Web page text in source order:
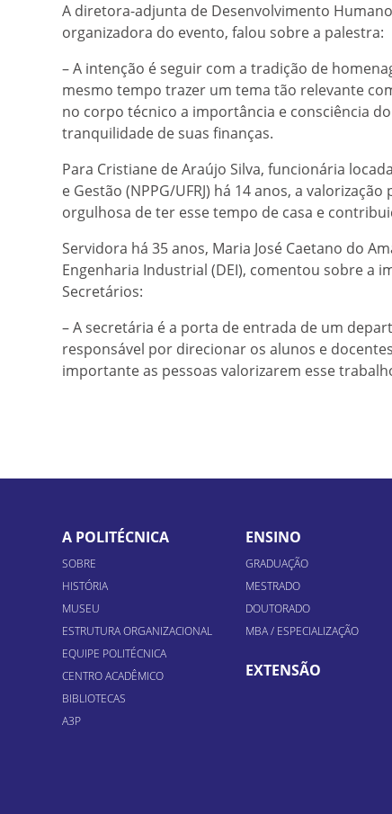
A diretora-adjunta de Desenvolvimento
organizadora do evento, falou sobre a palestra:
– A intenção é seguir com a tradição de
mesmo tempo trazer um tema tão relevante
no corpo técnico a importância e consciência
tranquilidade de suas finanças.
Para Cristiane de Araújo Silva, funcionária
e Gestão (NPPG/UFRJ) há 14 anos, a
orgulhosa de ter esse tempo de casa e
Servidora há 35 anos, Maria José Caetano do
Engenharia Industrial (DEI), comentou sobre a
Secretários:
– A secretária é a porta de entrada de um
responsável por direcionar os alunos e
importante as pessoas valorizarem esse
A POLITÉCNICA
SOBRE
HISTÓRIA
MUSEU
ESTRUTURA ORGANIZACIONAL
EQUIPE POLITÉCNICA
CENTRO ACADÊMICO
BIBLIOTECAS
A3P
ENSINO
GRADUAÇÃO
MESTRADO
DOUTORADO
MBA / ESPECIALIZAÇÃO
EXTENSÃO